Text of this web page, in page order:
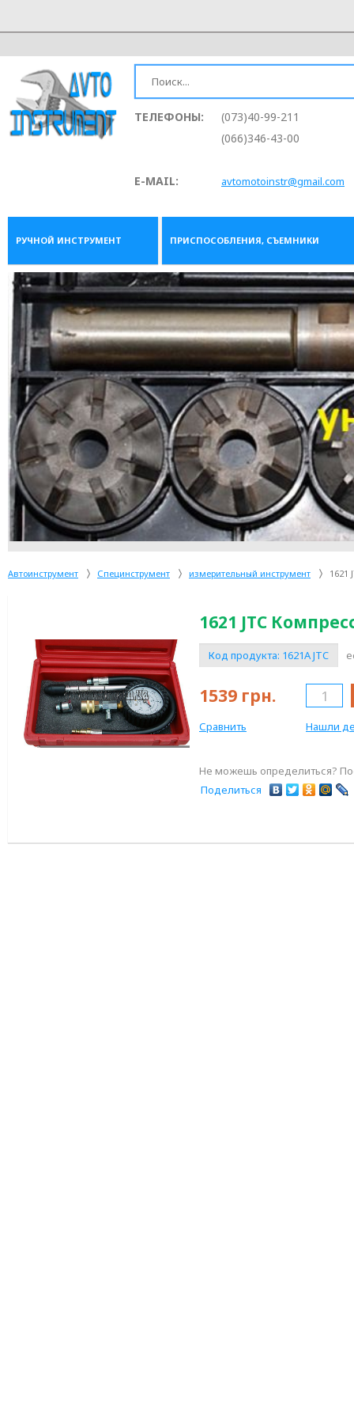
ТЕЛЕФОНЫ:
(073)40-99-211
(066)346-43-00
E-MAIL: avtomotoinstr@gmail.com
РУЧНОЙ ИНСТРУМЕНТ ПРИСПОСОБЛЕНИЯ, СЪЕМНИКИ
Автоинструмент Специнструмент измерительный инструмент 1621
1621 JTC
Код продукта: 1621A JTC
1539 грн.
Сравнить Нашли
Не можешь определиться?
Поделиться